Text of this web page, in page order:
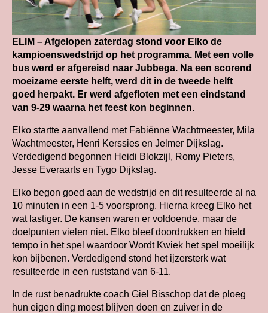
ELIM – Afgelopen zaterdag stond voor Elko de
kampioenswedstrijd op het programma. Met een volle
bus werd er afgereisd naar Jubbega. Na een scorend
moeizame eerste helft, werd dit in de tweede helft
goed herpakt. Er werd afgefloten met een eindstand
van 9-29 waarna het feest kon beginnen.
Elko startte aanvallend met Fabiënne Wachtmeester, Mila
Wachtmeester, Henri Kerssies en Jelmer Dijkslag.
Verdedigend begonnen Heidi Blokzijl, Romy Pieters,
Jesse Everaarts en Tygo Dijkslag.
Elko begon goed aan de wedstrijd en dit resulteerde al na
10 minuten in een 1-5 voorsprong. Hierna kreeg Elko het
wat lastiger. De kansen waren er voldoende, maar de
doelpunten vielen niet. Elko bleef doordrukken en hield
tempo in het spel waardoor Wordt Kwiek het spel moeilijk
kon bijbenen. Verdedigend stond het ijzersterk wat
resulteerde in een ruststand van 6-11.
In de rust benadrukte coach Giel Bisschop dat de ploeg
hun eigen ding moest blijven doen en zuiver in de